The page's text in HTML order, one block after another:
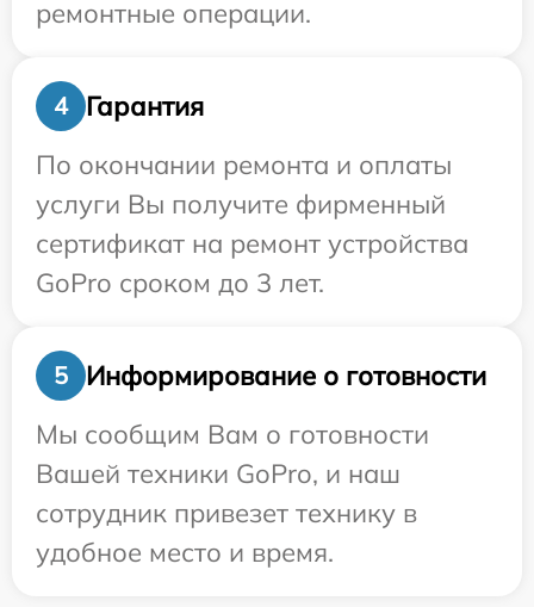
ремонтные операции.
4
Гарантия
По окончании ремонта и оплаты
услуги Вы получите фирменный
сертификат на ремонт устройства
GoPro сроком до 3 лет.
5
Информирование о готовности
Мы сообщим Вам о готовности
Вашей техники GoPro, и наш
сотрудник привезет технику в
удобное место и время.